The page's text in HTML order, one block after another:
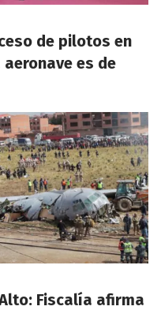
de pilotos en
es de
Fiscalía afirma